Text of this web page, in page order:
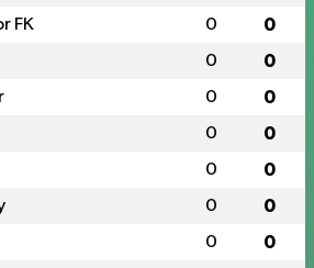
FK 0 0
0 0
0 0
0 0
0 0
0 0
0 0